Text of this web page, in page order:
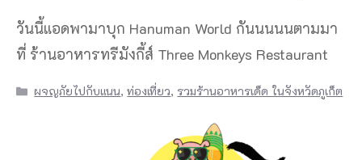
วันนี้แอดพามาบุก Hanuman World กันนนนนตามมา
ที่ ร้านอาหารทรีมังกี้ส์ Three Monkeys Restaurant
Categories
ผจญภัยไปกับแนน,ท่องเที่ยว, รวมร้านอาหารเด็ด ในจังหวัดภูเก็ต